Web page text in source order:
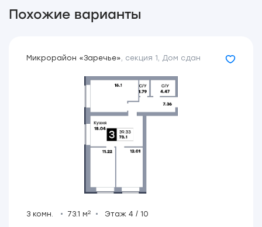
Похожие варианты
Микрорайон «Заречье», секция 1 , Дом сдан
3 комн. 73.1 м2 Этаж 4 / 10